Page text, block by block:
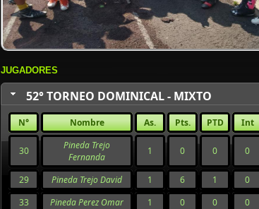
JUGADORES
52° TORNEO DOMINICAL - MIXTO
N° Nombre As. Pts. PTD Int
30
Pineda Trejo
Fernanda
1 0 0 0
29 Pineda Trejo David 1 6 1 0
33
Pineda Perez Omar 1 0 0 0